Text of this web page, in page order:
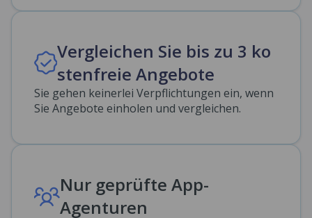
Vergleichen Sie bis zu 3 ko
stenfreie Angebote
Sie gehen keinerlei Verpflichtungen ein, wenn
Sie Angebote einholen und vergleichen.
Nur geprüfte App-
Agenturen